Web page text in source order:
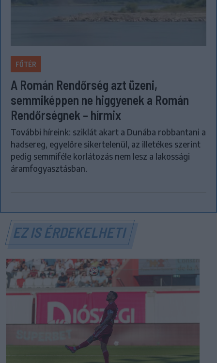
FŐTÉR
A Román Rendőrség azt üzeni,
semmiképpen ne higgyenek a Román
Rendőrségnek – hírmix
További híreink: sziklát akart a Dunába robbantani a
hadsereg, egyelőre sikertelenül, az illetékes szerint
pedig semmiféle korlátozás nem lesz a lakossági
áramfogyasztásban.
EZ IS ÉRDEKELHETI